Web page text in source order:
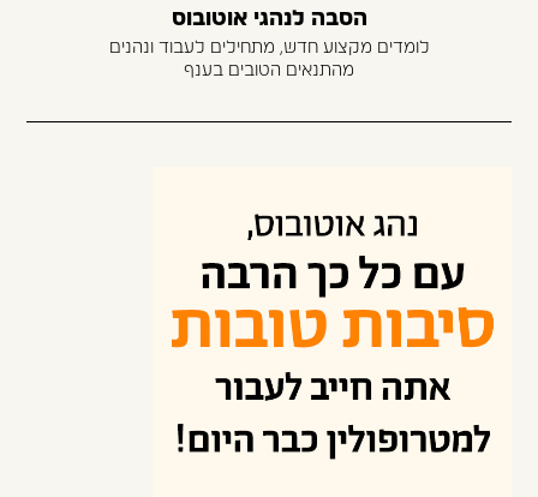
הסבה לנהגי אוטובוס
לומדים מקצוע חדש, מתחילים לעבוד ונהנים
מהתנאים הטובים בענף